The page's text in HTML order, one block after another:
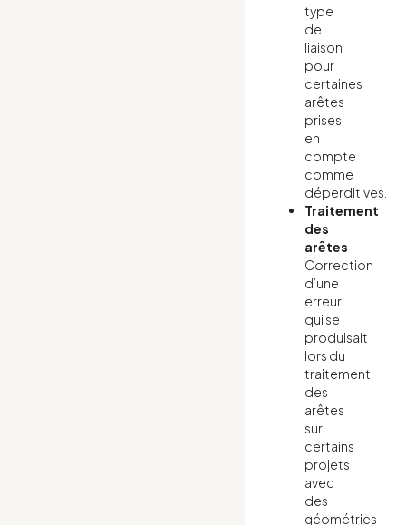
type
de
liaison
pour
certaines
arêtes
prises
en
compte
comme
déperditives.
Traitement
des
arêtes
Correction
d’une
erreur
qui se
produisait
lors du
traitement
des
arêtes
sur
certains
projets
avec
des
géométries